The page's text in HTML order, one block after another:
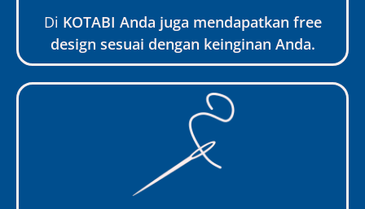
Di KOTABI Anda juga mendapatkan free
design sesuai dengan keinginan Anda.